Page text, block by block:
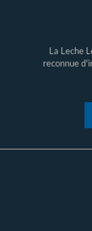
La Leche
reconnue